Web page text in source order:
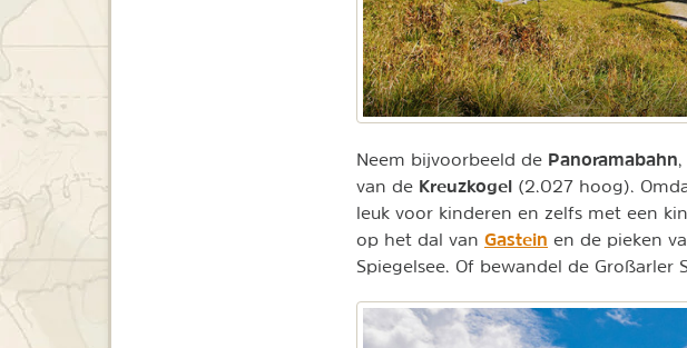
Neem bijvoorbeeld de Panoramabahn
van de Kreuzkogel (2.027 hoog).
leuk voor kinderen en zelfs met een
op het dal van Gastein en de pieken
Spiegelsee. Of bewandel de